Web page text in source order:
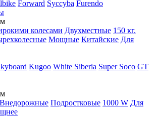
Forward Syccyba Furendo
колесами Двухместные 150 кг.
Мощные Китайские Для
Kugoo White Siberia Super Soco GT
Внедорожные Подростковые 1000 W Для